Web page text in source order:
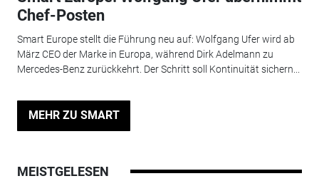
Chef-Posten
Smart Europe stellt die Führung neu auf: Wolfgang Ufer wird ab
März CEO der Marke in Europa, während Dirk Adelmann zu
Mercedes-Benz zurückkehrt. Der Schritt soll Kontinuität sichern...
MEHR ZU SMART
MEISTGELESEN